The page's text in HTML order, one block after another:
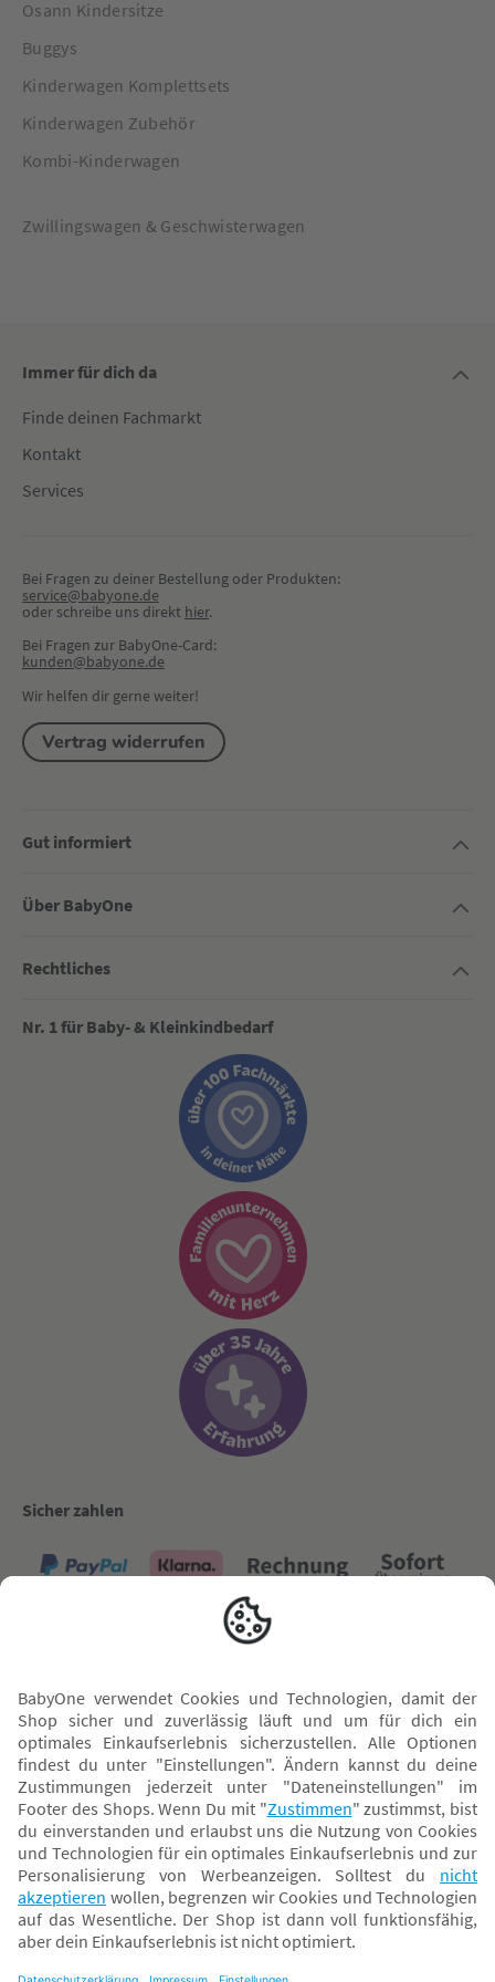
Osann Kindersitze
Buggys
Kinderwagen Komplettsets
Kinderwagen Zubehör
Kombi-Kinderwagen
Zwillingswagen & Geschwisterwagen
Immer für dich da
Finde deinen Fachmarkt
Kontakt
Services
Bei Fragen zu deiner Bestellung oder Produkten:
service@babyone.de
oder schreibe uns direkt hier.
Bei Fragen zur BabyOne-Card:
kunden@babyone.de
Wir helfen dir gerne weiter!
Vertrag widerrufen
Gut informiert
Über BabyOne
Rechtliches
Nr. 1 für Baby- & Kleinkindbedarf
Sicher zahlen
Versand mit
* Alle Preise inkl. MwSt. und ggf. zzgl.Versandkosten. Der dargestellte Preis gilt -
abhängig von der von dir gewählten Option - im BabyOne-Onlineshop oder bei
Abholung in dem von dir gewählten BabyOne-Franchise-Betrieb. Der für den
Onlineshop geltende Preis stellt bei einem Verkauf durch unsere Franchise-
Nehmer eine unverbindliche Preisempfehlung dar. Der Verkaufspreis der